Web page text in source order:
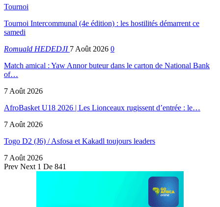
Tournoi
Tournoi Intercommunal (4e édition) : les hostilités démarrent ce
samedi
Romuald HEDEDJI 7 Août 2026 0
Match amical : Yaw Annor buteur dans le carton de National Bank
of…
7 Août 2026
AfroBasket U18 2026 | Les Lionceaux rugissent d’entrée : le…
7 Août 2026
Togo D2 (J6) / Asfosa et Kakadl toujours leaders
7 Août 2026
Prev Next 1 De 841